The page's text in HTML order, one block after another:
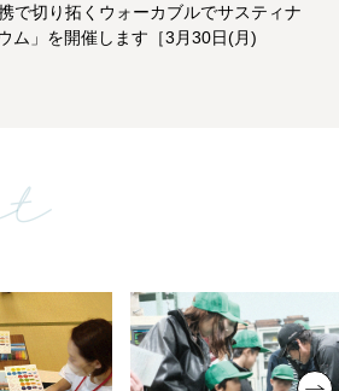
で切り拓くウォーカブルでサスティナ
ム」を開催します［3月30日(月)